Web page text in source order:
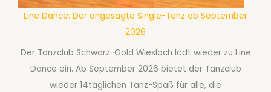
Line Dance: Der angesagte Single-Tanz ab September
2026
Der Tanzclub Schwarz-Gold Wiesloch lädt wieder zu Line
Dance ein. Ab September 2026 bietet der Tanzclub
wieder 14täglichen Tanz-Spaß für alle, die